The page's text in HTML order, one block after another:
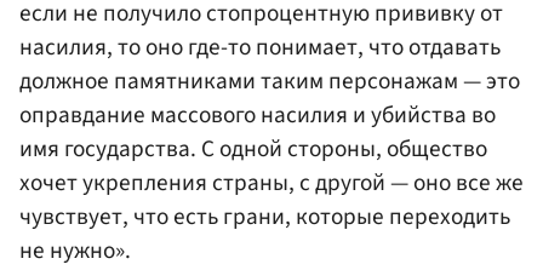
если не получило стопроцентную прививку от
насилия, то оно где-то понимает, что отдавать
должное памятниками таким персонажам — это
оправдание массового насилия и убийства во
имя государства. С одной стороны, общество
хочет укрепления страны, с другой — оно все же
чувствует, что есть грани, которые переходить
не нужно».